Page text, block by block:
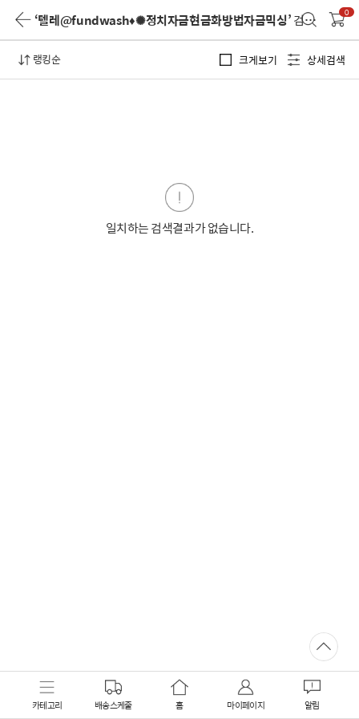
‘텔레@fundwash♦✺정치자금현금화방법자금믹싱’검색 결과 0
랭킹순 크게보기 상세검색
일치하는 검색결과가 없습니다.
카테고리 배송스케줄 홈 마이페이지 알림